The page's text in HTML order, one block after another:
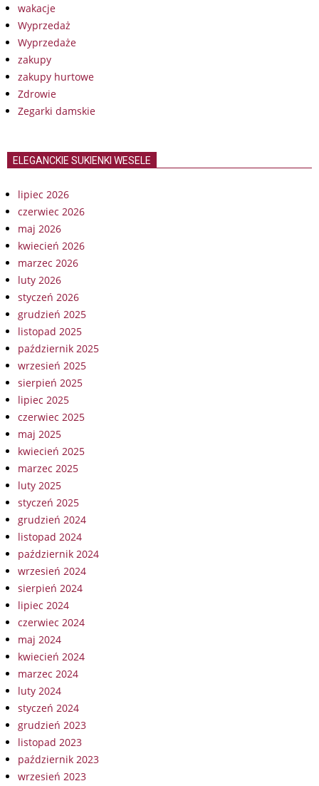
wakacje
Wyprzedaż
Wyprzedaże
zakupy
zakupy hurtowe
Zdrowie
Zegarki damskie
ELEGANCKIE SUKIENKI WESELE
lipiec 2026
czerwiec 2026
maj 2026
kwiecień 2026
marzec 2026
luty 2026
styczeń 2026
grudzień 2025
listopad 2025
październik 2025
wrzesień 2025
sierpień 2025
lipiec 2025
czerwiec 2025
maj 2025
kwiecień 2025
marzec 2025
luty 2025
styczeń 2025
grudzień 2024
listopad 2024
październik 2024
wrzesień 2024
sierpień 2024
lipiec 2024
czerwiec 2024
maj 2024
kwiecień 2024
marzec 2024
luty 2024
styczeń 2024
grudzień 2023
listopad 2023
październik 2023
wrzesień 2023